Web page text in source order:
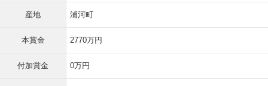
産地 浦河町
本賞金 2770万円
付加賞金 0万円